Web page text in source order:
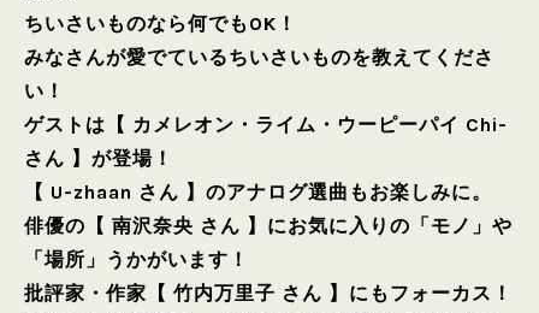
ちいさいものなら何でもOK！
みなさんが愛でているちいさいものを教えてくださ
い！
ゲストは【 カメレオン・ライム・ウーピーパイ Chi-
さん 】が登場！
【 U-zhaan さん 】のアナログ選曲もお楽しみに。
俳優の【 南沢奈央 さん 】にお気に入りの「モノ」や
「場所」うかがいます！
批評家・作家【 竹内万里子 さん 】にもフォーカス！